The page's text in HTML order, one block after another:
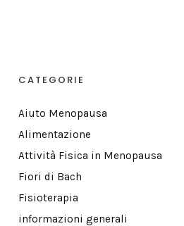
CATEGORIE
Aiuto Menopausa
Alimentazione
Attività Fisica in Menopausa
Fiori di Bach
Fisioterapia
informazioni generali